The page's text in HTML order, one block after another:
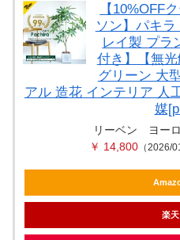
【10%OFF
ソン】パキ
レイ製 プラ
付き】【無
グリーン 大
アル 造花 インテリア 人
媒
リーベン ヨー
￥ 14,800（2026/
楽天